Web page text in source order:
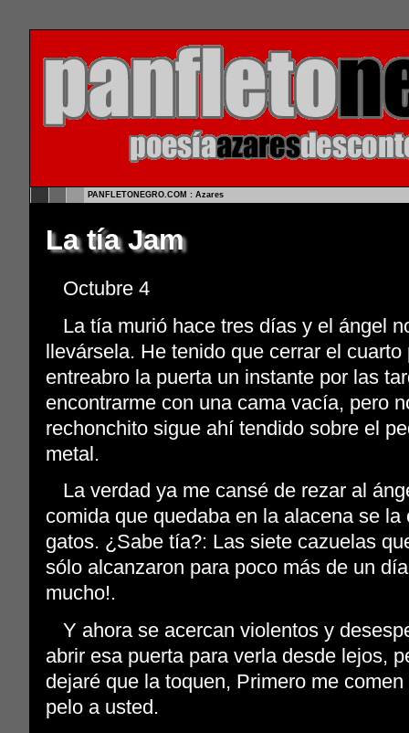
PANFLETONEGRO.COM : Azares
La tía Jam
Octubre 4
La tía murió hace tres días y el ángel
llevársela. He tenido que cerrar el
entreabro la puerta un instante por las
encontrarme con una cama vacía, pero
rechonchito sigue ahí tendido sobre el
metal.
La verdad ya me cansé de rezar al
comida que quedaba en la alacena se
gatos. ¿Sabe tía?: Las siete cazuelas
sólo alcanzaron para poco más de un
mucho!.
Y ahora se acercan violentos y
abrir esa puerta para verla desde lejos,
dejaré que la toquen, Primero me
pelo a usted.